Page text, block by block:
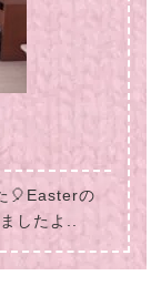
🎈Easterの
したよ..